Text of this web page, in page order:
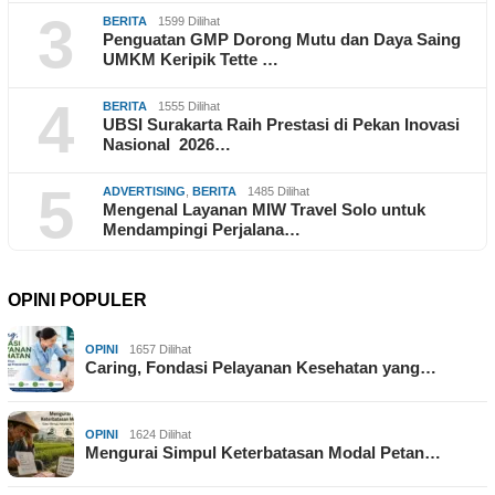
3 BERITA 1599 Dilihat
Penguatan GMP Dorong Mutu dan Daya Saing
UMKM Keripik Tette …
4 BERITA 1555 Dilihat
UBSI Surakarta Raih Prestasi di Pekan Inovasi
Nasional 2026…
5 ADVERTISING BERITA 1485 Dilihat
Mengenal Layanan MIW Travel Solo untuk
Mendampingi Perjalana…
OPINI POPULER
OPINI 1657 Dilihat
Caring, Fondasi Pelayanan Kesehatan yang…
OPINI 1624 Dilihat
Mengurai Simpul Keterbatasan Modal Petan…